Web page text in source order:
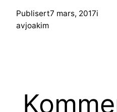
Publisert7 mars, 2017i
avjoakim